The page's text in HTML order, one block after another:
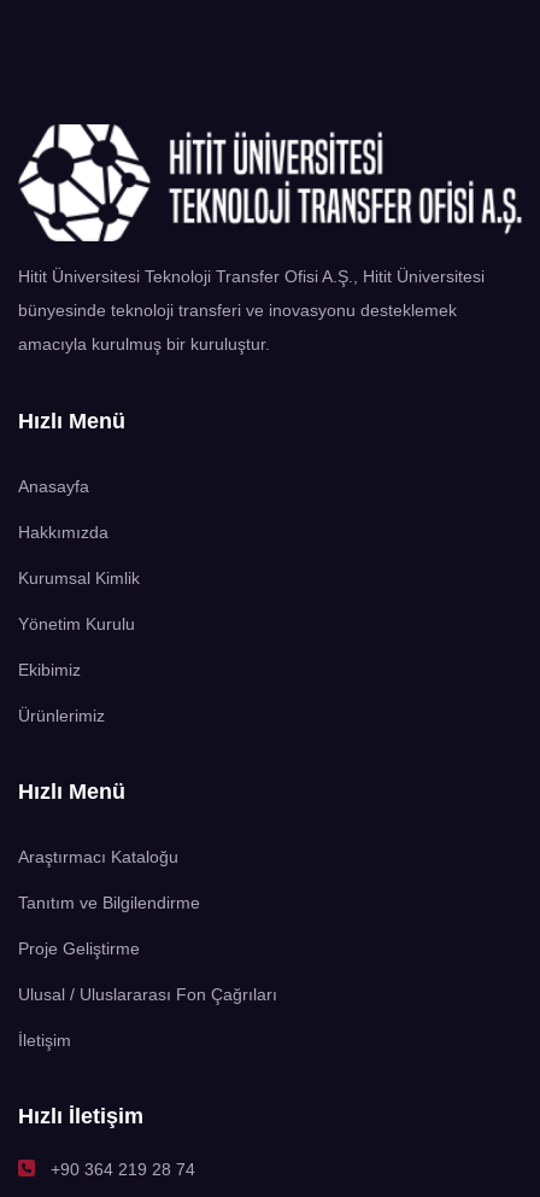
Hitit Üniversitesi Teknoloji Transfer Ofisi A.Ş., Hitit Üniversitesi
bünyesinde teknoloji transferi ve inovasyonu desteklemek
amacıyla kurulmuş bir kuruluştur.
Hızlı Menü
Anasayfa
Hakkımızda
Kurumsal Kimlik
Yönetim Kurulu
Ekibimiz
Ürünlerimiz
Hızlı Menü
Araştırmacı Kataloğu
Tanıtım ve Bilgilendirme
Proje Geliştirme
Ulusal / Uluslararası Fon Çağrıları
İletişim
Hızlı İletişim
+90 364 219 28 74